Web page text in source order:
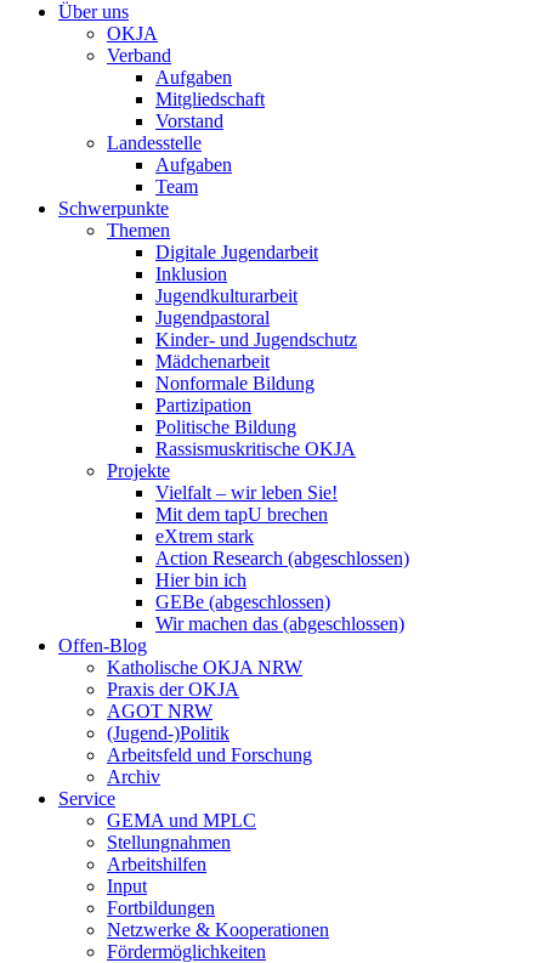
Über uns
OKJA
Verband
Aufgaben
Mitgliedschaft
Vorstand
Landesstelle
Aufgaben
Team
Schwerpunkte
Themen
Digitale Jugendarbeit
Inklusion
Jugendkulturarbeit
Jugendpastoral
Kinder- und Jugendschutz
Mädchenarbeit
Nonformale Bildung
Partizipation
Politische Bildung
Rassismuskritische OKJA
Projekte
Vielfalt – wir leben Sie!
Mit dem tapU brechen
eXtrem stark
Action Research (abgeschlossen)
Hier bin ich
GEBe (abgeschlossen)
Wir machen das (abgeschlossen)
Offen-Blog
Katholische OKJA NRW
Praxis der OKJA
AGOT NRW
(Jugend-)Politik
Arbeitsfeld und Forschung
Archiv
Service
GEMA und MPLC
Stellungnahmen
Arbeitshilfen
Input
Fortbildungen
Netzwerke & Kooperationen
Fördermöglichkeiten